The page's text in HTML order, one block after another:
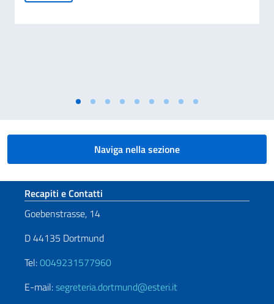
Naviga nella sezione
Sezione footer
Recapiti e Contatti
Goebenstrasse, 14
D 44135 Dortmund
Tel:0049231577960
E-mail:segreteria.dortmund@esteri.it